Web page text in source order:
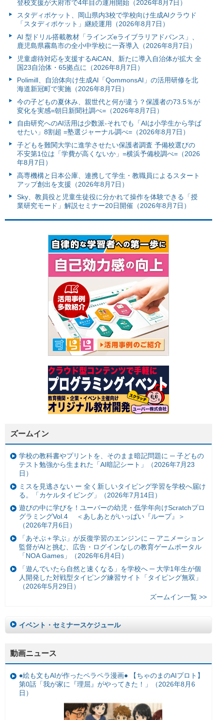
登校支援が大府市で4年目の運用開始（2026年8月7日）
スタディポケット、岡山県内3校で学校向け生成AIクラウド
「スタディポケット」継続運用（2026年8月7日）
AI 型ドリル搭載教材「ラインズeライブラリアドバンス」、
鹿児島県霧島市の全小中学校に一斉導入（2026年8月7日）
児童虐待対応を支援するAiCAN、新たに導入自治体が拡大 全
国23自治体・65拠点に（2026年8月7日）
Polimill、自治体向け生成AI「QommonsAI」の活用研修を北
海道新冠町で実施（2026年8月7日）
今の子どもの夏休み、親世代と何が違う？保護者の73.5％が
変化を実感=朝日新聞社調べ=（2026年8月7日）
自由研究へのAI活用は少数派-それでも「AIは小学生から学ば
せたい」8割超 =塾選ジャーナル調べ=（2026年8月7日）
子どもを難関大学に進学させたい保護者調査 予備校選びの
不安第1位は「学費が高くないか」=横浜予備校調べ=（2026
年8月7日）
高専機構と日本公庫、連携して学生・教職員によるスタート
アップ創出を支援（2026年8月7日）
Sky、教員役と児童生徒役に分かれて操作を体験できる「授
業研究モード」解説セミナー20日開催（2026年8月7日）
ズームイン
学校の教科書やプリントを、そのまま暗記問題に ─ 子どもの
テスト勉強から生まれた「AI暗記シート」（2026年7月23
日）
ミスを見逃さない ー 全く新しいタイピング学習を学校へ届け
る。「カケルタイピング」（2026年7月14日）
遊びの中に学びを！ユーバーの幼児・低学年向けScratchプロ
グラミングVol.4 ＜あしあとがいっぱい『ループ』＞
（2026年7月6日）
「あそぶ＋学ぶ」が反復学習のエンジンに ─ アニメーション
監督がAIと挑む、広告・ログインなしの教育ゲームポータル
「NOA Games」（2026年6月4日）
「遊んでいたら自然と速くなる」を学校へ ─ 大学1年生が個
人開発した対戦型タイピング練習サイト「タイピング無双」
（2026年5月29日）
ズームイン一覧 >>
イベント・セミナースケジュール
動画ニュース
●絵も文もAIが作ったペラペラ漫画● 【ちゃのまのAIプロト】
第0話「我が家に『理屈』がやってきた！」（2026年8月6
日）